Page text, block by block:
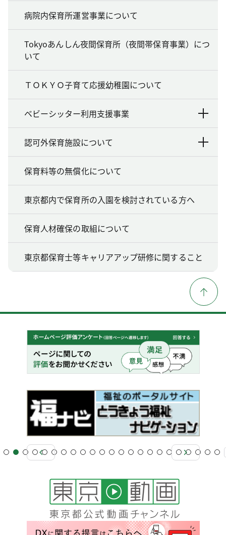
病院内保育所運営事業について
Tokyoあんしん夜間保育所（夜間帯保育事業）につ
いて
ＴＯＫＹＯ子育て応援幼稚園について
ベビーシッター利用支援事業
認可外保育施設について
保育料等の無償化について
東京都内で保育所の入園を検討されている方へ
保育人材確保の取組について
東京都保育士等キャリアアップ研修に関すること